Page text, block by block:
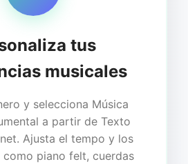
tus
musicales
y selecciona Música
a partir de Texto
Ajusta el tempo y los
como piano felt, cuerdas